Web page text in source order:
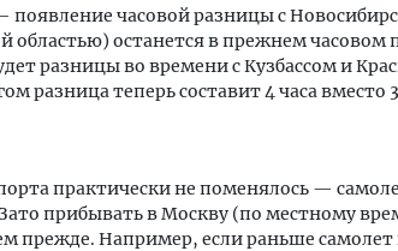
часовой разницы с
областью) останется в прежнем часовом
разницы во времени с Кузбассом и
разница теперь составит 4 часа вместо
практически не поменялось —
прибывать в Москву (по местному
прежде. Например, если раньше